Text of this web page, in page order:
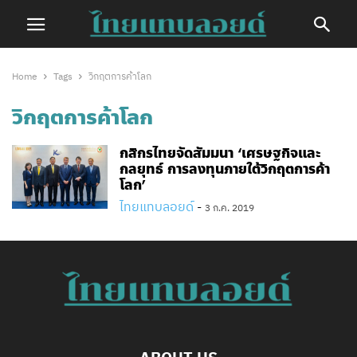
Home Tags วิกฤตการค้าโลก
วิกฤตการค้าโลก
กสิกรไทยจัดสัมมนา ‘เศรษฐกิจและ
กลยุทธ์ การลงทุนภายใต้วิกฤตการค้า
โลก’
ไทยแทบลอยด์ - 3 ก.ค. 2019